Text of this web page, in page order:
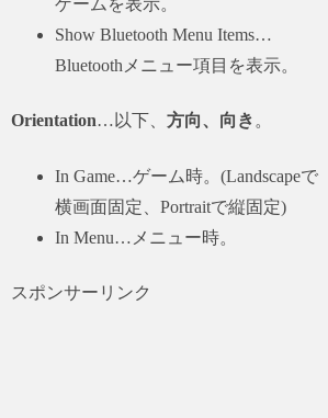
Show Bluetooth Menu Items…
Bluetoothメニュー項目を表示。
Orientation…以下、方向、向き 。
In Game…ゲーム時。(Landscapeで
横画面固定、Portraitで縦固定)
In Menu…メニュー時。
スポンサーリンク